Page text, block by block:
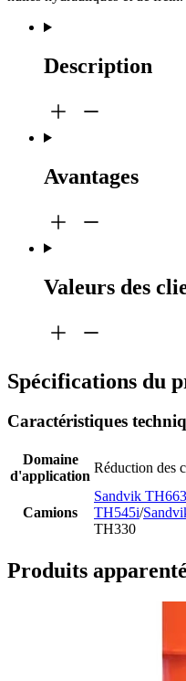
Description
Avantages
Valeurs des
Spécifications du
Caractéristiques
Domaine
d'application
Réduction des
Camions
Sandvik
TH545i/
TH330
Produits